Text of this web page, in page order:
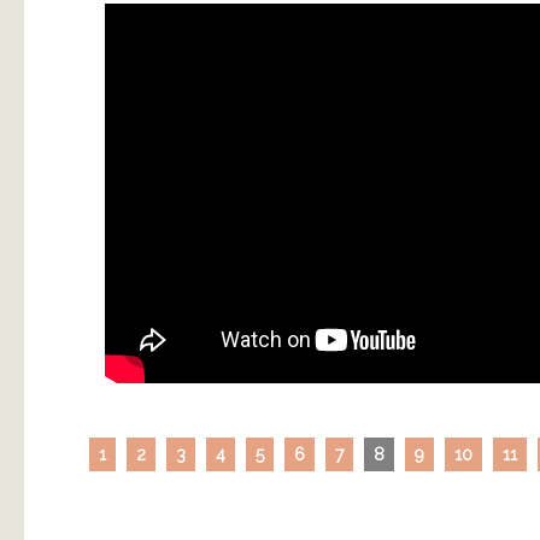
1 2 3 4 5 6 7 8 9 10 11